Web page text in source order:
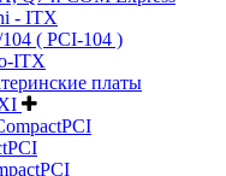
- ITX
( PCI-104 )
ITX
платы